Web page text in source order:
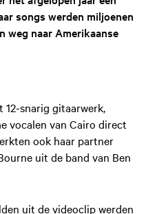
songs werden miljoenen
weg naar Amerikaanse
12-snarig gitaarwerk,
vocalen van Cairo direct
ook haar partner
uit de band van Ben
uit de videoclip werden